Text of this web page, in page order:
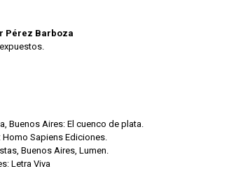
Pérez Barboza
Buenos Aires: El cuenco de plata.
Sapiens Ediciones.
Buenos Aires, Lumen.
Letra Viva